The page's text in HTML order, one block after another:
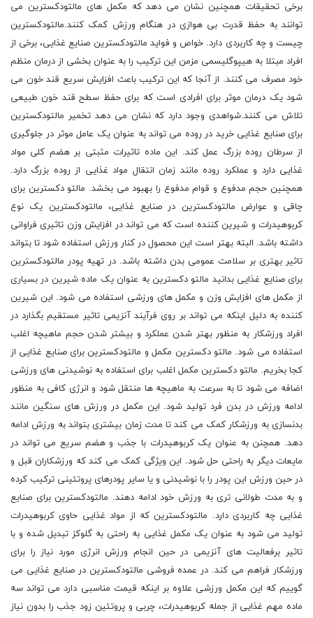
برخی تحقیقات همچنین نشان می دهد که مکمل های مالتودکسترین می
توانند به حفظ قدرت بی هوازی در هنگام ورزش کمک کنند.مالتودکسترین
چیست و چه کاربردی دارد. خواص و فواید مالتودکسترین صنایع غذایی، برخی از
افراد مبتلا به هیپوگلیسمی مزمن این ترکیب را به عنوان بخشی از درمان منظم
خود مصرف می کنند. از آنجا که این ترکیب باعث افزایش سریع قند خون می
شود یک درمان موثر برای افرادی است که برای حفظ سطح قند خون طبیعی
تلاش می کنند.شواهدی وجود دارد که نشان می دهد تخمیر مالتودکسترین
برای صنایع غذایی خرید در روده می تواند به عنوان یک عامل موثر در جلوگیری
از سرطان روده بزرگ عمل کند. این ماده تاثیرات مثبتی بر هضم کلی مواد
غذایی دارد و عملکرد روده مانند زمان انتقال مواد غذایی از روده بزرگ دارد.
همچنین حجم مدفوع و قوام مدفوع را بهبود می بخشد. مالتو دکسترین برای
چاقی و عوارض مالتودکسترین در صنایع غذایی، مالتودکسترین یک نوع
کربوهیدرات و شیرین کننده است که می تواند در افزایش وزن تاثیری فراوانی
داشته باشد. البته بهتر است این محصول در کنار ورزش استفاده شود تا بتواند
تاثیر بهتری بر سلامت عمومی بدن داشته باشد. در تهیه پودر مالتودکسترین
برای صنایع غذایی بدانید مالتو دکسترین به عنوان یک ماده شیرین در بسیاری
از مکمل های افزایش وزن و مکمل های ورزشی استفاده می شود. این شیرین
کننده به دلیل اینکه می تواند بر روی فرآیند آنزیمی تاثیر مستقیم بگذارد در
افراد ورزشکار به منظور بهتر شدن عملکرد و بیشتر شدن حجم ماهیچه اغلب
استفاده می شود. مالتو دکسترین مکمل و مالتودکسترین برای صنایع غذایی از
کجا بخریم. مالتو دکسترین مکمل اغلب برای استفاده به نوشیدنی های ورزشی
اضافه می شود تا به سرعت به ماهیچه ها منتقل شود و انرژی کافی به منظور
ادامه ورزش در بدن فرد تولید شود. این مکمل در ورزش های سنگین مانند
بدنسازی به ورزشکار کمک می کند تا مدت زمان بیشتری بتواند به ورزش ادامه
دهد. همچنن به عنوان یک کربوهیدرات با جذب و هضم سریع می تواند در
مایعات دیگر به راحتی حل شود. این ویژگی کمک می کند که ورزشکاران قبل و
در حین ورزش این پودر را با نوشیدنی و یا سایر پودرهای پروتئینی ترکیب کرده
و به مدت طولانی تری به ورزش خود ادامه دهند. مالتودکسترین برای صنایع
غذایی چه کاربردی دارد. مالتودکسترین که از مواد غذایی حاوی کربوهیدرات
تولید می شود به عنوان یک مکمل غذایی به راحتی به گلوکز تبدیل شده و با
تاثیر برفعالیت های آنزیمی در حین انجام ورزش انرژی مورد نیاز را برای
ورزشکار فراهم می کند. در عمده فروشی مالتودکسترین در صنایع غذایی می
گوییم که این مکمل ورزشی علاوه بر اینکه قیمت مناسبی دارد می تواند سه
ماده مهم غذایی از جمله کربوهیدرات، چربی و پروتئین زود جذب را بدون نیاز